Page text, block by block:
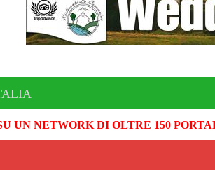
UN NETWORK DI OLTRE 150